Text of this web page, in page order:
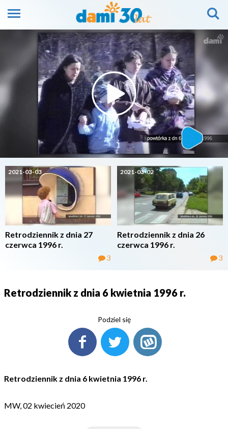
2021-03-03
Retrodziennik z dnia 27
czerwca 1996 r.
3
2021-03-02
Retrodziennik z dnia 26
czerwca 1996 r.
3
Retrodziennik z dnia 6 kwietnia 1996 r.
Podziel się
Retrodziennik z dnia 6 kwietnia 1996 r.
MW, 02 kwiecień 2020